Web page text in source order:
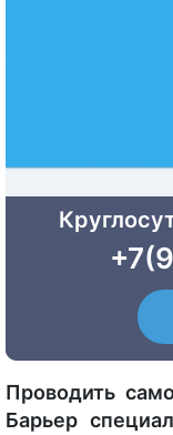
Проводить
Барьер